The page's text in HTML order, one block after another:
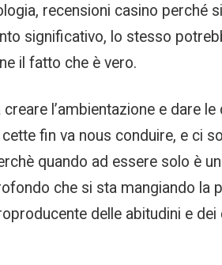
recensioni casino
significativo, lo stesso
il fatto che è vero.
l’ambientazione e dare
fin va nous conduire, e ci
quando ad essere solo è
che si sta mangiando la
delle abitudini e